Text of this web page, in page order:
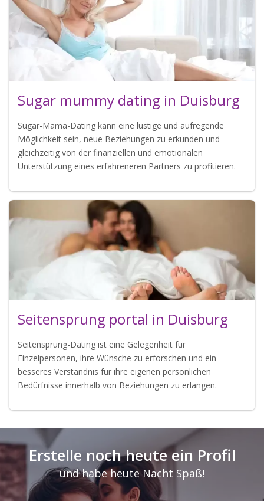
Sugar mummy dating in Duisburg
Sugar-Mama-Dating kann eine lustige und aufregende
Möglichkeit sein, neue Beziehungen zu erkunden und
gleichzeitig von der finanziellen und emotionalen
Unterstützung eines erfahreneren Partners zu profitieren.
Seitensprung portal in Duisburg
Seitensprung-Dating ist eine Gelegenheit für
Einzelpersonen, ihre Wünsche zu erforschen und ein
besseres Verständnis für ihre eigenen persönlichen
Bedürfnisse innerhalb von Beziehungen zu erlangen.
Erstelle noch heute ein Profil
und habe heute Nacht Spaß!